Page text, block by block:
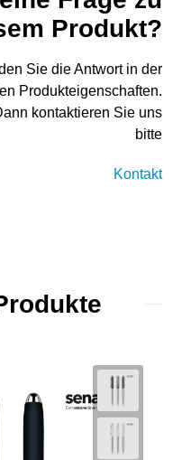
Produkt?
Sie die Antwort in der
Produkteigenschaften.
kontaktieren Sie uns
bitte
Kontakt